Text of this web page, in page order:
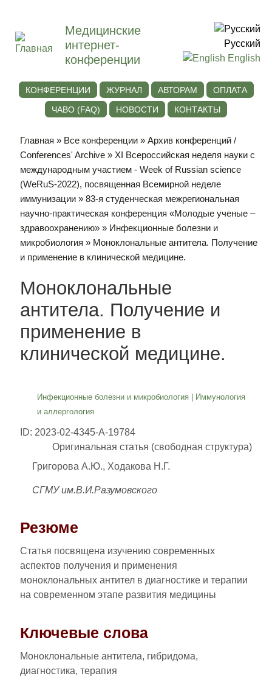
Медицинские
интернет-
конференции
Русский
English
КОНФЕРЕНЦИИ ЖУРНАЛ АВТОРАМ
ОПЛАТА
ЧАВО (FAQ)
НОВОСТИ КОНТАКТЫ
Главная » Все конференции »Архив конференций /
Conferences' Archive » ХI Всероссийская неделя науки с
международным участием - Week of Russian science
(WeRuS-2022), посвященная Всемирной неделе
иммунизации »83-я студенческая межрегиональная
научно-практическая конференция «Молодые ученые –
здравоохранению» » Инфекционные болезни и
микробиология » Моноклональные антитела. Получение
и применение в клинической медицине.
Моноклональные
антитела. Получение и
применение в
клинической медицине.
Инфекционные болезни и микробиология
Иммунология
и аллергология
ID: 2023-02-4345-A-19784
Оригинальная статья (свободная структура)
Григорова А.Ю., Ходакова Н.Г.
СГМУ им.В.И.Разумовского
Резюме
Статья посвящена изучению современных
аспектов получения и применения
моноклональных антител в диагностике и терапии
на современном этапе развития медицины
Ключевые слова
Моноклональные антитела, гибридома,
диагностика, терапия